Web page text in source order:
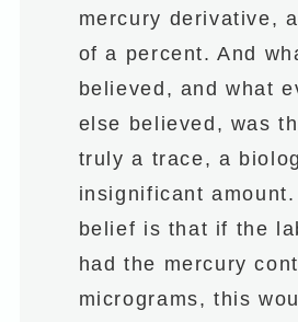
mercury derivative,
of a percent. And
believed, and what
else believed, was
truly a trace, a
insignificant
belief is that if the
had the mercury
micrograms, this